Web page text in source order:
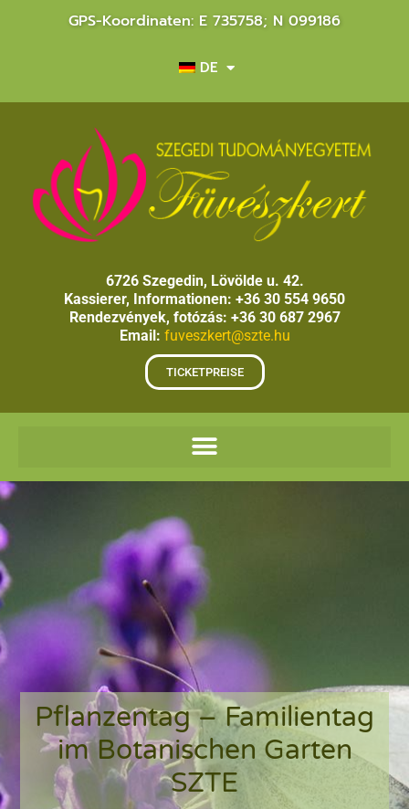
GPS-Koordinaten: E 735758; N 099186
DE
6726 Szegedin, Lövölde u. 42.
Kassierer, Informationen: +36 30 554 9650
Rendezvények, fotózás: +36 30 687 2967
Email: fuveszkert@szte.hu
TICKETPREISE
Pflanzentag – Familientag
im Botanischen Garten
SZTE